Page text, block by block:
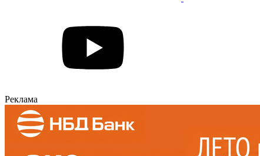
Реклама